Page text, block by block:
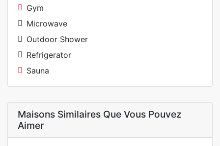
Gym
Microwave
Outdoor Shower
Refrigerator
Sauna
Maisons Similaires Que Vous Pouvez
Aimer